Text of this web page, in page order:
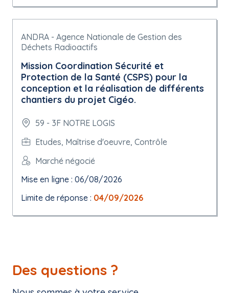
ANDRA - Agence Nationale de Gestion des
Déchets Radioactifs
Mission Coordination Sécurité et
Protection de la Santé (CSPS) pour la
conception et la réalisation de différents
chantiers du projet Cigéo.
59 - 3F NOTRE LOGIS
Etudes, Maîtrise d'oeuvre, Contrôle
Marché négocié
Mise en ligne : 06/08/2026
Limite de réponse : 04/09/2026
Des questions ?